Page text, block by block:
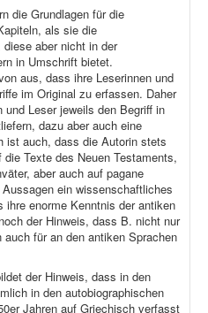
die Grundlagen für die
als sie die
aber nicht in der
in Umschrift bietet.
aus, dass ihre Leserinnen und
im Original zu erfassen. Daher
und Leser jeweils den Begriff in
dazu aber auch eine
ist auch, dass die Autorin stets
Texte des Neuen Testaments,
aber auch auf pagane
ein wissenschaftliches
ihre enorme Kenntnis der antiken
der Hinweis, dass B. nicht nur
für an den antiken Sprachen
der Hinweis, dass in den
in den autobiographischen
Jahren auf Griechisch verfasst